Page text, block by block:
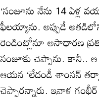
‘సంజూను నేను 14
ఫీలయ్యాను. అప్పుడే
రెండింట్లోనూ అసాధారణ
సంజూకు చెప్పాను. కానీ..
ఆయన ‘లేదండీ శాంసన్‌
చెప్పారన్నారు. ఇవాళ